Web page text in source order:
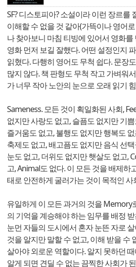
SF? 디스토피아? 소설이라 이런 장르를
이해할 수 없을 것 같아(가뜩이나 영어
나 찾아보니 마침 티빙에 있어서 영화
영화 먼저 보길 잘했다. 어떤 설정인지
읽혔다. 다행히 영어도 무척 쉽다. 문장
많지 않다. 책 판형도 무척 작고 가벼워
가 너무 작아 노안의 눈으로 오래 읽기
Sameness. 모든 것이 획일화된 사회,
없지만 사랑도 없고, 슬픔도 없지만 기
즐거움도 없고, 불행도 없지만 행복도
축제도 없고, 배고픔도 없지만 음식 선
눈도 없고, 더위도 없지만 햇살도 없고,
고, Animal도 없다. 이 모든 것을 배제하
태로 안전하게 굴러가는 것이 목적인 사
유일하게 이 모든 과거의 것을 Memory
의 기억을 계승해야 하는 임무를 배정
눈먼 자들의 도시에서 혼자 눈뜬 자로
것을 알지만 말할 수 없고, 이해 받을 수
살아야 외로운 역할이다. 알지 못하던
알게 되면 견딜 수 없는 끔찍한 사회가